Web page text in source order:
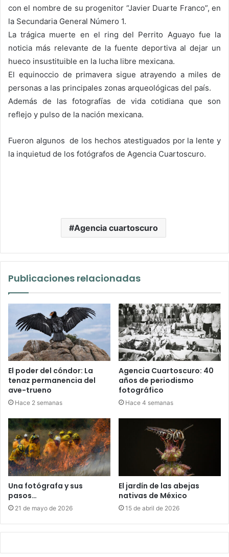
con el nombre de su progenitor “Javier Duarte Franco”, en
la Secundaria General Número 1.
La trágica muerte en el ring del Perrito Aguayo fue la
noticia más relevante de la fuente deportiva al dejar un
hueco insustituible en la lucha libre mexicana.
El equinoccio de primavera sigue atrayendo a miles de
personas a las principales zonas arqueológicas del país.
Además de las fotografías de vida cotidiana que son
reflejo y pulso de la nación mexicana.
Fueron algunos de los hechos atestiguados por la lente y
la inquietud de los fotógrafos de Agencia Cuartoscuro.
Agencia cuartoscuro
Publicaciones relacionadas
El poder del cóndor: La
tenaz permanencia del
ave-trueno
Hace 2 semanas
Agencia Cuartoscuro: 40
años de periodismo
fotográfico
Hace 4 semanas
Una fotógrafa y sus
pasos…
21 de mayo de 2026
El jardín de las abejas
nativas de México
15 de abril de 2026